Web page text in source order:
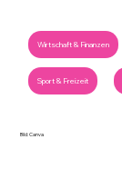
Wirtschaft & Finanzen
Sport & Freizeit
Bild: Canva